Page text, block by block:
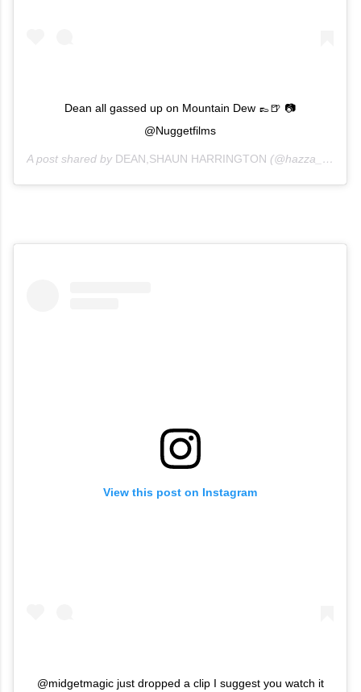
Dean all gassed up on Mountain Dew 👞🍺 📷
@Nuggetfilms
A post shared by DEAN,SHAUN HARRINGTON (@hazza_twins) on
View this post on Instagram
@midgetmagic just dropped a clip I suggest you watch it